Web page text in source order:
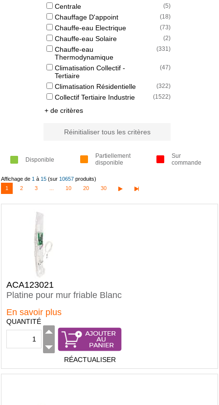
Centrale (5)
Chauffage D'appoint (18)
Chauffe-eau Electrique (73)
Chauffe-eau Solaire (2)
Chauffe-eau
Thermodynamique
(331)
Climatisation Collectif -
Tertiaire
(47)
Climatisation Résidentielle (322)
Collectif Tertiaire Industrie (1522)
+ de critères
Réinitialiser tous les critères
Disponible
Partiellement
disponible
Sur
commande
Affichage de 1 à 15 (sur 10657 produits)
1
2 3 10 20 30
ACA123021
Platine pour mur friable Blanc
En savoir plus
QUANTITÉ
RÉACTUALISER